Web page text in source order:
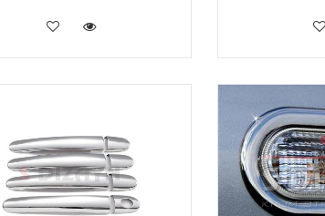
VLOŽIT DO KOŠÍKU